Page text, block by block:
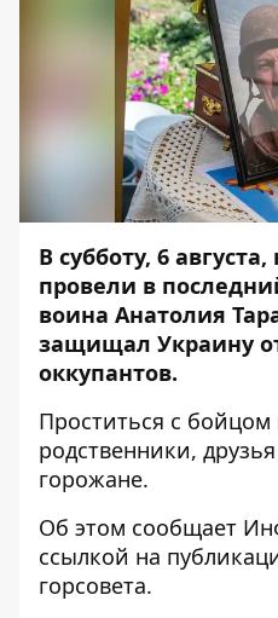
В субботу, 6
провели в
воина Анатолия
защищал Украину
оккупантов.
Проститься с
родственники,
горожане.
Об этом сообщает
ссылкой на
горсовета.